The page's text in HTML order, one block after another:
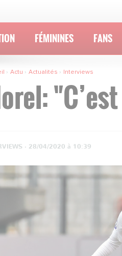
FÉMININES FANS
Actu Actualités Interviews
· 28/04/2020 à 10:39